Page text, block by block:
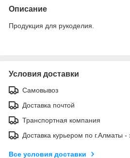
Описание
Продукция для рукоделия.
Условия доставки
Самовывоз
Доставка почтой
Транспортная компания
Доставка курьером по г.Алматы -
Все условия доставки